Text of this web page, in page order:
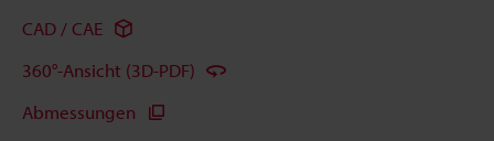
CAD / CAE
360°-Ansicht (3D-PDF)
Abmessungen